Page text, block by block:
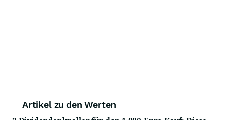
Artikel zu den Werten